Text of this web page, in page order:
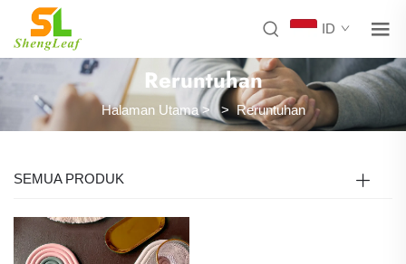
ID
Reruntuhan
Halaman Utama> >Reruntuhan
SEMUA PRODUK